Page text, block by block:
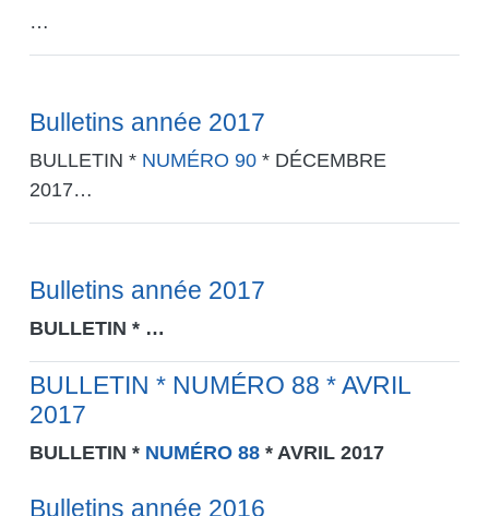
…
Bulletins année 2017
BULLETIN * NUMÉRO 90 * DÉCEMBRE
2017…
Bulletins année 2017
BULLETIN * …
BULLETIN * NUMÉRO 88 * AVRIL
2017
BULLETIN * NUMÉRO 88 * AVRIL 2017
Bulletins année 2016